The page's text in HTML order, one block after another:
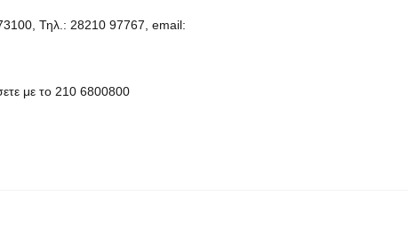
Τηλ.: 28210 97767, email:
με το 210 6800800